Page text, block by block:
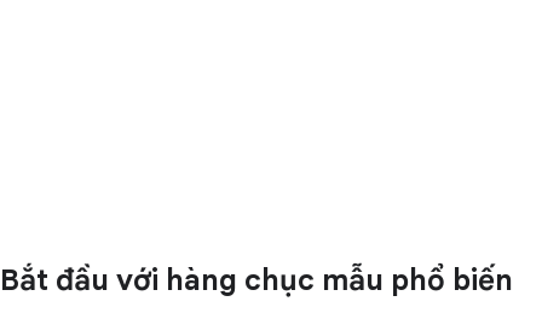
Bắt đầu với hàng chục mẫu phổ biến